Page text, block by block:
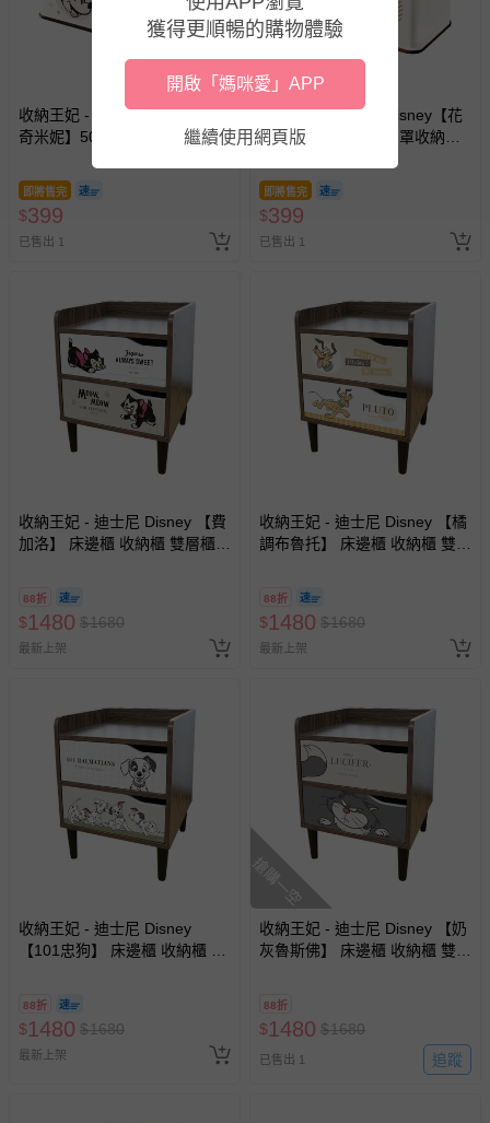
商品、食品等）。
客製化商品（例如客製生日書、姓名貼等）。
報紙、期刊或雜誌（惟書籍如經拆封、使用，則酌收整
新費用）。
經消費者拆封之影音商品或電腦軟體（例如 DVD、CD
等）。
非以有形媒介提供之數位內容或一經提供即為完成之線
上服務，經消費者事先同意始提供（例如線上課程、遊
戲或活動點數等）。
-個人衛生用品（例如尿布、貼身衣物、泳裝、襪子、地
墊、寢具類等）。
-新生兒親膚衣物（嬰幼兒包巾與背巾、包屁衣、學習
褲、紗布衣等）。
-接觸性孕哺產品（奶嘴、奶瓶、擠乳器、哺乳衣、托腹
帶束縛衣、餐搖椅等）。
-其他原廠盒裝商品封口處已貼上「不可拆封」，或具警
示字句等說明貼紙、封條者。
其他常見問題：
運送服務：目前提供的運送僅限台灣本島。如您位於離島地
亦保留出貨與否的權利。離島、偏遠地區、樓層親送等加價
費用，可能會另需加收。
商品實際的配達日期，可於訂單個人資料內的查詢訂單內，
已出貨通知之訊息為主。
如您收到商品，請依正常流程檢查是否完好，若商品遇瑕疵
情形，您可申請更換新品或退貨，請見：
退貨的辦理流程
若您對於會員帳號、商品訂購與資訊、購物流程、付款方
式、折價券與購物金的使用、退貨及商品運送方式等有疑
問，你可詳見：媽咪愛客服中心。
預購商品：預購為海外同步代購，遇缺貨即會通知媽咪並協
商品如因「價格、組合」等錯誤原因，導致無法安排出貨，
會主動以簡訊及mail通知訂單取消事宜，並將提供適當補
償。
收納王妃 - 迪士尼 Disney【米
奇米妮】50入口罩收納盒 衛生
簧自動向上
即將售完
$399
已售出 1
收納王妃 - 迪士尼 Disney【花
生奇奇蒂蒂】50入口罩收納盒
建彈簧自動向上
即將售完
$399
已售出 1
收納王妃 - 迪士尼 Disney 【費
加洛】 床邊櫃 收納櫃 雙層櫃
88折
$1480 $1680
最新上架
收納王妃 - 迪士尼 Disney 【橘
調布魯托】 床邊櫃 收納櫃 雙層
88折
$1480 $1680
最新上架
收納王妃 - 迪士尼 Disney
【101忠狗】 床邊櫃 收納櫃 雙
88折
$1480 $1680
最新上架
搶購一空
收納王妃 - 迪士尼 Disney 【奶
灰魯斯佛】 床邊櫃 收納櫃 雙層
88折
$1480 $1680
已售出 1 追蹤
獲得更順暢的購物體驗
開啟「媽咪愛」APP
繼續使用網頁版